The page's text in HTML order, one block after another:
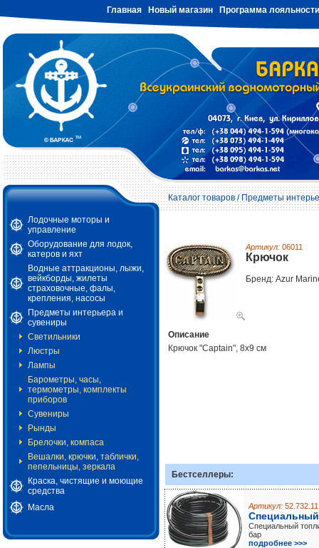
Главная Новый магазин Программа лояльности
Каталог товаров/Предметы
Лодочные моторы и
управление
Оборудование для лодок,
катеров и яхт
Водные аттракционы, лыжи,
вейкборды, жилеты
страховочные, фалы,
крепления, насосы
Предметы интерьера и
сувениры
Светильники
Люстры
Лампы
Барометры, часы,
термометры, комплекты
приборов
Сувениры
Рынды
Брелочки, компаса
Вешалки, крючки, таблички,
пепельницы, зеркала
Краска, чистящие и моющие
средства
Масла
Артикул: 06011
Крючок
Бренд: Azur
Описание
Крючок "Captain", 8х9 см
Бестселлеры:
Артикул: 52.732.11
Специальный
бар
подробнее >>>